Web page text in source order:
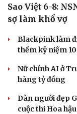
Sao Việt 6-8:
sợ làm khổ vợ
Blackpink làm
thềm kỷ niệm
Nữ chính AI ở
hàng tỷ đồng
Dàn người đẹp
cuộc thi Hoa hậu